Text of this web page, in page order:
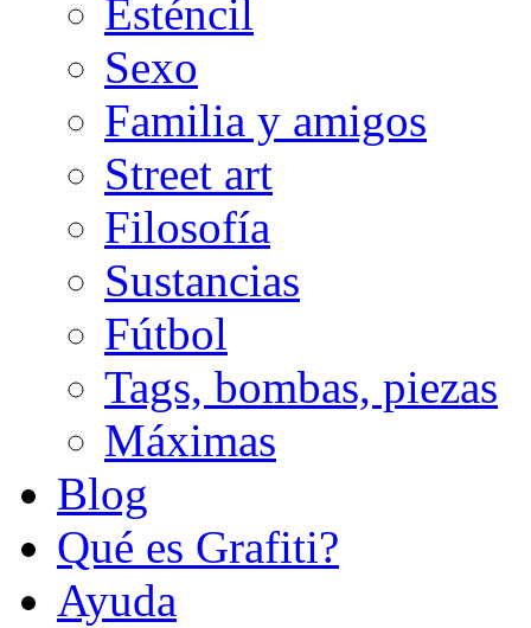
Esténcil
Sexo
Familia y amigos
Street art
Filosofía
Sustancias
Fútbol
Tags, bombas, piezas
Máximas
Blog
Qué es Grafiti?
Ayuda